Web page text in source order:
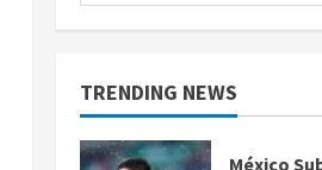
TRENDING NEWS
1
Towle,
México